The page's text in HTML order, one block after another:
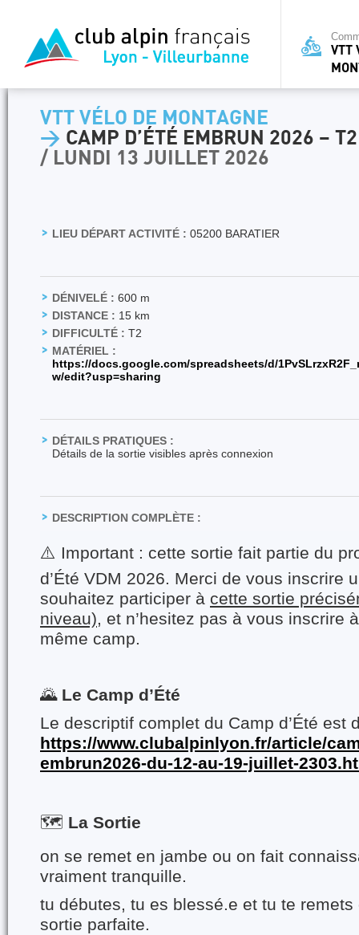
VTT
VTT VÉLO DE MONTAGNE
> CAMP D’ÉTÉ EMBRUN 2026 –
/ LUNDI 13 JUILLET 2026
LIEU DÉPART ACTIVITÉ : 05200 BARATIER
DÉNIVELÉ : 600 m
DISTANCE : 15 km
DIFFICULTÉ : T2
MATÉRIEL :
https://docs.google.com/spreadsheets/d/
w/edit?usp=sharing
DÉTAILS PRATIQUES :
Détails de la sortie visibles après connexion
DESCRIPTION COMPLÈTE :
⚠️ Important : cette sortie fait partie du
d’Été VDM 2026. Merci de vous inscrire
souhaitez participer à cette sortie
niveau), et n’hesitez pas à vous inscrire
même camp.
🌄Le Camp d’Été
Le descriptif complet du Camp d’Été est
https://www.clubalpinlyon.fr/article/
embrun2026-du-12-au-19-juillet-
🗺️ La Sortie
on se remet en jambe ou on fait
vraiment tranquille.
tu débutes, tu es blessé.e et tu te
sortie parfaite.